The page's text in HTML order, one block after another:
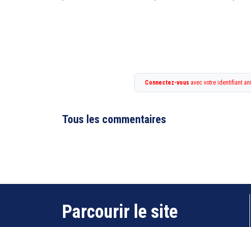
Connectez-vousavec votre identifiant
Tous les commentaires
Parcourir le site